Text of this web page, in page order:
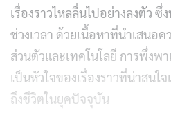
เรื่องราวไหลลื่นไปอย่างลงตัว
ช่วงเวลา ด้วยเนื้อหาที่นำเสนอ
ส่วนตัวและเทคโนโลยี การพึ่งพ
เป็นหัวใจของเรื่องราวที่น่าสน
ถึงชีวิตในยุคปัจจุบัน